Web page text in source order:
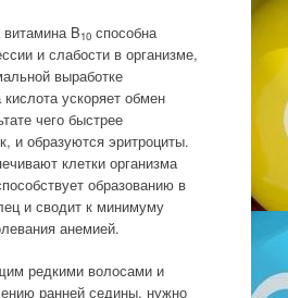
витамина B10способна
и слабости в организме,
выработке
ускоряет обмен
чего быстрее
и образуются эритроциты.
клетки организма
образованию в
и сводит к минимуму
анемией.
редкими волосами и
ранней седины, нужно